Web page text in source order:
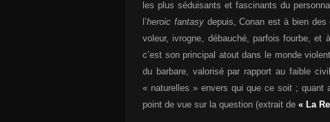
les plus séduisants et fascinants du
l’heroic fantasydepuis, Conan est à bien des
voleur, ivrogne, débauché, parfois fourbe, et
c’est son principal atout dans le monde
du barbare, valorisé par rapport au faible
« naturelles » envers qui que ce soit ;
point de vue sur la question (extrait de « La